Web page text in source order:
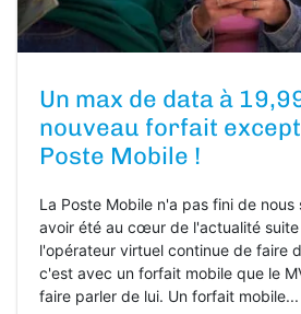
Un max de data à
nouveau forfait
Poste Mobile !
La Poste Mobile n'a pas fini de
avoir été au cœur de l'actualité suite
l'opérateur virtuel continue de faire
c'est avec un forfait mobile que le
faire parler de lui. Un forfait mobile...